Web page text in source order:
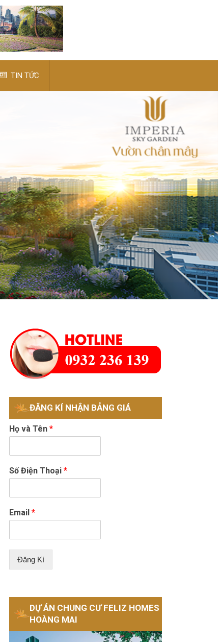
TIN TỨC
ĐĂNG KÍ NHẬN BẢNG GIÁ
Họ và Tên *
Số Điện Thoại *
Email *
Đăng Kí
DỰ ÁN CHUNG CƯ FELIZ HOMES
HOÀNG MAI